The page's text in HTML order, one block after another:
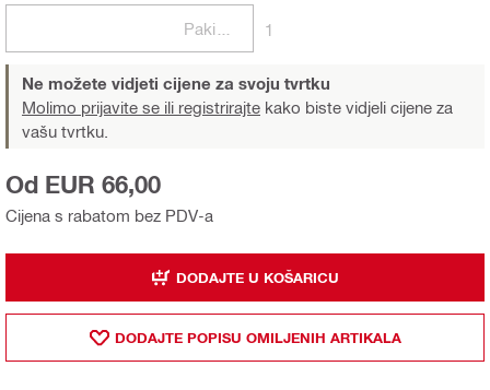
1
Ne možete vidjeti cijene za svoju tvrtku
Molimo prijavite se ili registrirajte kako biste vidjeli cijene za
vašu tvrtku.
Cijena s rabatom bez PDV-a
Od EUR 66,00
DODAJTE U KOŠARICU
DODAJTE POPISU OMILJENIH ARTIKALA